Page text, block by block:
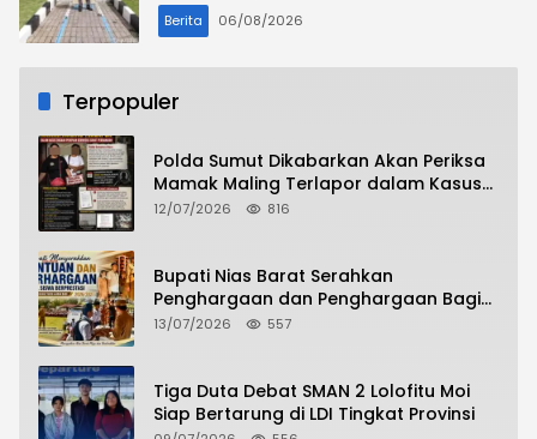
Berita 06/08/2026
Terpopuler
Polda Sumut Dikabarkan Akan Periksa
Mamak Maling Terlapor dalam Kasus
Dugaan Penipuan Bermodus Surat
12/07/2026 816
Bupati Nias Barat Serahkan
Penghargaan dan Penghargaan Bagi
Siswa Berprestasi Pada Pembukaan TA
13/07/2026 557
Tiga Duta Debat SMAN 2 Lolofitu Moi
Siap Bertarung di LDI Tingkat Provinsi